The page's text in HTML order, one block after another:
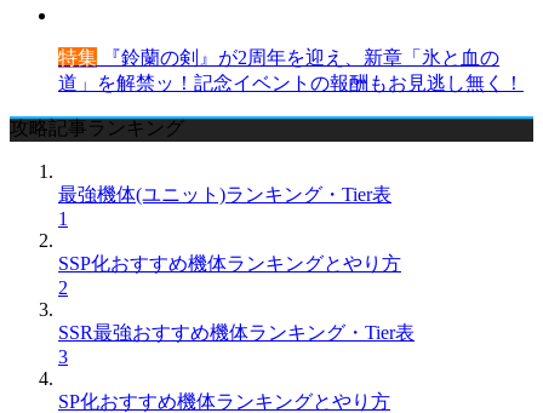
特集 『鈴蘭の剣』が2周年を迎え、新章「氷と血の
道」を解禁ッ！記念イベントの報酬もお見逃し無く！
攻略記事ランキング
最強機体(ユニット)ランキング・Tier表
1
SSP化おすすめ機体ランキングとやり方
2
SSR最強おすすめ機体ランキング・Tier表
3
SP化おすすめ機体ランキングとやり方